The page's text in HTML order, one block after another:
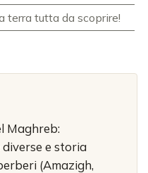
terra tutta da scoprire!
Maghreb:
e storia
(Amazigh,